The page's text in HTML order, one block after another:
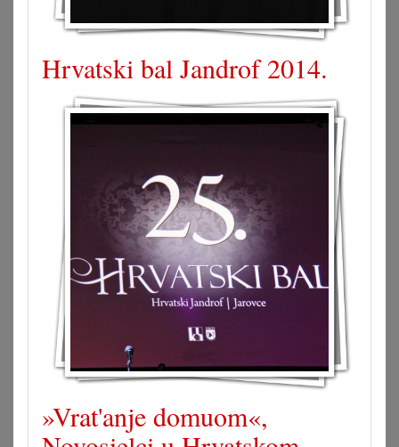
Hrvatski bal Jandrof 2014.
»Vrat'anje domuom«,